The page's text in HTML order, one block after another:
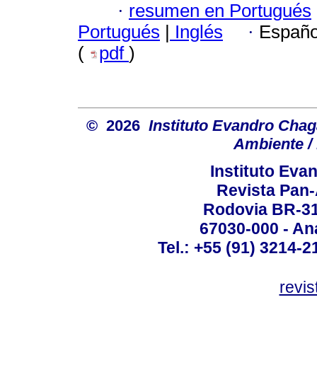
· resumen en Portugués
Portugués
Inglés ·
(
pdf )
© 2026 Instituto Evandro
Ambiente /
Instituto
Revista
Rodovia BR-
67030-000 -
Tel.: +55 (91) 3214-